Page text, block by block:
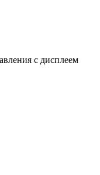
с дисплеем